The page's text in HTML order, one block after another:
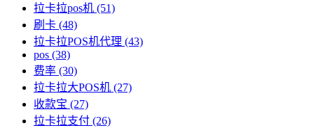
拉卡拉pos机 (51)
刷卡 (48)
拉卡拉POS机代理 (43)
pos (38)
费率 (30)
拉卡拉大POS机 (27)
收款宝 (27)
拉卡拉支付 (26)